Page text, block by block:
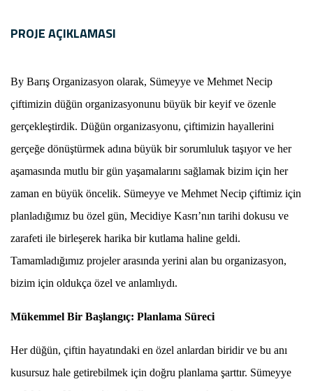
PROJE AÇIKLAMASI
By Barış Organizasyon olarak, Sümeyye ve Mehmet Necip
çiftimizin düğün organizasyonunu büyük bir keyif ve özenle
gerçekleştirdik. Düğün organizasyonu, çiftimizin hayallerini
gerçeğe dönüştürmek adına büyük bir sorumluluk taşıyor ve her
aşamasında mutlu bir gün yaşamalarını sağlamak bizim için her
zaman en büyük öncelik. Sümeyye ve Mehmet Necip çiftimiz için
planladığımız bu özel gün, Mecidiye Kasrı’nın tarihi dokusu ve
zarafeti ile birleşerek harika bir kutlama haline geldi.
Tamamladığımız projeler arasında yerini alan bu organizasyon,
bizim için oldukça özel ve anlamlıydı.
Mükemmel Bir Başlangıç: Planlama Süreci
Her düğün, çiftin hayatındaki en özel anlardan biridir ve bu anı
kusursuz hale getirebilmek için doğru planlama şarttır. Sümeyye